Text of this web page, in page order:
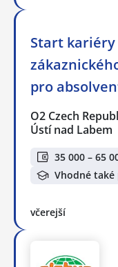
Start
pro
O2 Czech
Ústí nad Labem
35 000 – 65
Vhodné
včerejší